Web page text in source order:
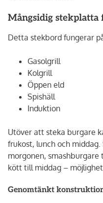
Mångsidig
Detta stekbord fungerar
Gasolgrill
Kolgrill
Öppen eld
Spishäll
Induktion
Utöver att steka burgare
frukost, lunch och
morgonen,
kött till middag –
Genomtänkt